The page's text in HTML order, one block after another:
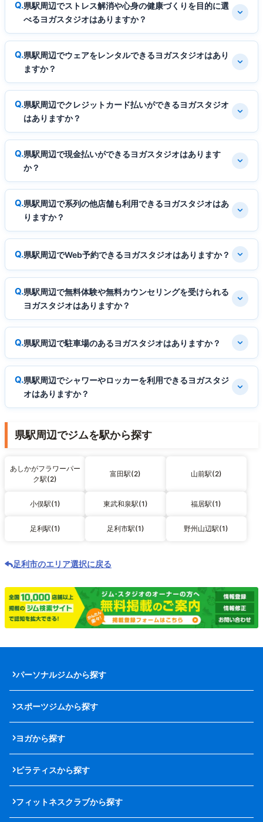
県駅周辺でストレス解消や心身の健康づくりを目的に選
べるヨガスタジオはありますか？
県駅周辺でウェアをレンタルできるヨガスタジオはあり
ますか？
県駅周辺でクレジットカード払いができるヨガスタジオ
はありますか？
県駅周辺で現金払いができるヨガスタジオはあります
か？
県駅周辺で系列の他店舗も利用できるヨガスタジオはあ
りますか？
県駅周辺でWeb予約できるヨガスタジオはありますか？
県駅周辺で無料体験や無料カウンセリングを受けられる
ヨガスタジオはありますか？
県駅周辺で駐車場のあるヨガスタジオはありますか？
県駅周辺でシャワーやロッカーを利用できるヨガスタジ
オはありますか？
県駅周辺でジムを駅から探す
あしかがフラワーパー
ク駅(2)
富田駅(2) 山前駅(2)
小俣駅(1) 東武和泉駅(1) 福居駅(1)
足利駅(1) 足利市駅(1) 野州山辺駅(1)
足利市のエリア選択に戻る
パーソナルジムから探す
スポーツジムから探す
ヨガから探す
ピラティスから探す
フィットネスクラブから探す